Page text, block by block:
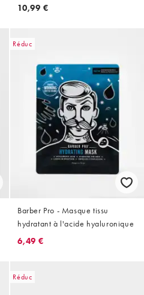
10,99 €
Réduc
Barber Pro - Masque tissu
hydratant à l'acide hyaluronique
6,49 €
Réduc